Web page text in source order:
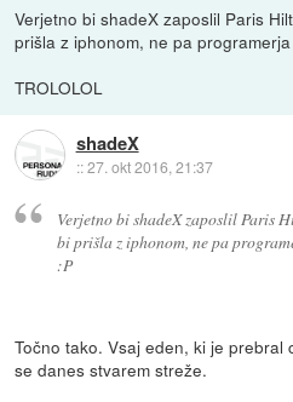
Verjetno bi shadeX zaposlil Paris
prišla z iphonom, ne pa
TROLOLOL
shadeX
::27. okt 2016, 21:37
Verjetno bi shadeX zaposlil Paris
bi prišla z iphonom, ne pa
:P
Točno tako. Vsaj eden, ki je prebral
se danes stvarem streže.